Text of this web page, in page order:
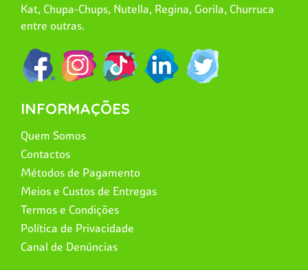
Kat, Chupa-Chups, Nutella, Regina, Gorila, Churruca
entre outras.
INFORMAÇÕES
Quem Somos
Contactos
Métodos de Pagamento
Meios e Custos de Entregas
Termos e Condições
Política de Privacidade
Canal de Denúncias